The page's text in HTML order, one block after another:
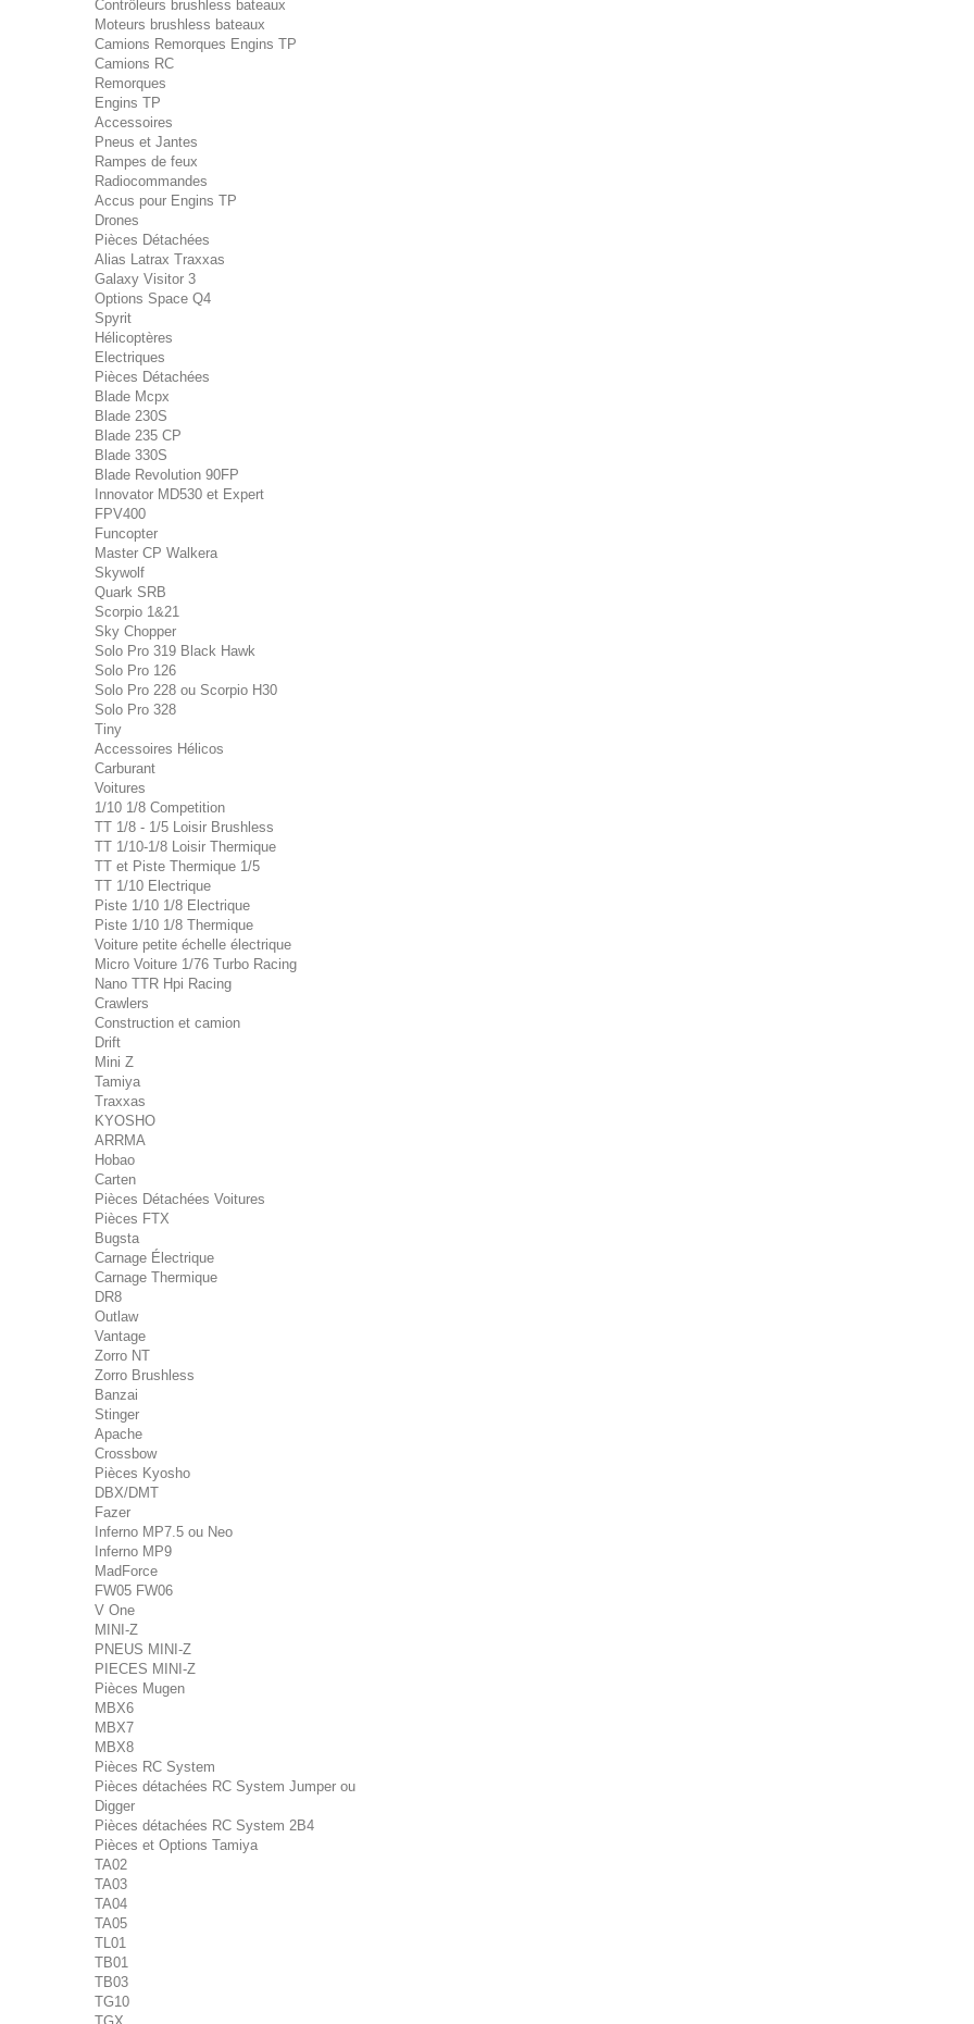
Contrôleurs brushless bateaux
Moteurs brushless bateaux
Camions Remorques Engins TP
Camions RC
Remorques
Engins TP
Accessoires
Pneus et Jantes
Rampes de feux
Radiocommandes
Accus pour Engins TP
Drones
Pièces Détachées
Alias Latrax Traxxas
Galaxy Visitor 3
Options Space Q4
Spyrit
Hélicoptères
Electriques
Pièces Détachées
Blade Mcpx
Blade 230S
Blade 235 CP
Blade 330S
Blade Revolution 90FP
Innovator MD530 et Expert
FPV400
Funcopter
Master CP Walkera
Skywolf
Quark SRB
Scorpio 1&21
Sky Chopper
Solo Pro 319 Black Hawk
Solo Pro 126
Solo Pro 228 ou Scorpio H30
Solo Pro 328
Tiny
Accessoires Hélicos
Carburant
Voitures
1/10 1/8 Competition
TT 1/8 - 1/5 Loisir Brushless
TT 1/10-1/8 Loisir Thermique
TT et Piste Thermique 1/5
TT 1/10 Electrique
Piste 1/10 1/8 Electrique
Piste 1/10 1/8 Thermique
Voiture petite échelle électrique
Micro Voiture 1/76 Turbo Racing
Nano TTR Hpi Racing
Crawlers
Construction et camion
Drift
Mini Z
Tamiya
Traxxas
KYOSHO
ARRMA
Hobao
Carten
Pièces Détachées Voitures
Pièces FTX
Bugsta
Carnage Électrique
Carnage Thermique
DR8
Outlaw
Vantage
Zorro NT
Zorro Brushless
Banzai
Stinger
Apache
Crossbow
Pièces Kyosho
DBX/DMT
Fazer
Inferno MP7.5 ou Neo
Inferno MP9
MadForce
FW05 FW06
V One
MINI-Z
PNEUS MINI-Z
PIECES MINI-Z
Pièces Mugen
MBX6
MBX7
MBX8
Pièces RC System
Pièces détachées RC System Jumper ou
Digger
Pièces détachées RC System 2B4
Pièces et Options Tamiya
TA02
TA03
TA04
TA05
TL01
TB01
TB03
TG10